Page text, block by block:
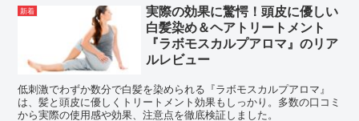
新着
実際の効果に驚愕！頭皮に優しい
白髪染め＆ヘアトリートメント
『ラボモスカルプアロマ』のリア
ルレビュー
低刺激でわずか数分で白髪を染められる『ラボモスカルプアロマ』
は、髪と頭皮に優しくトリートメント効果もしっかり。多数の口コミ
から実際の使用感や効果、注意点を徹底検証しました。